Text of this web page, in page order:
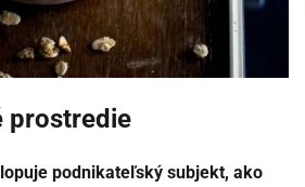
prostredie
podnikateľský subjekt, ako